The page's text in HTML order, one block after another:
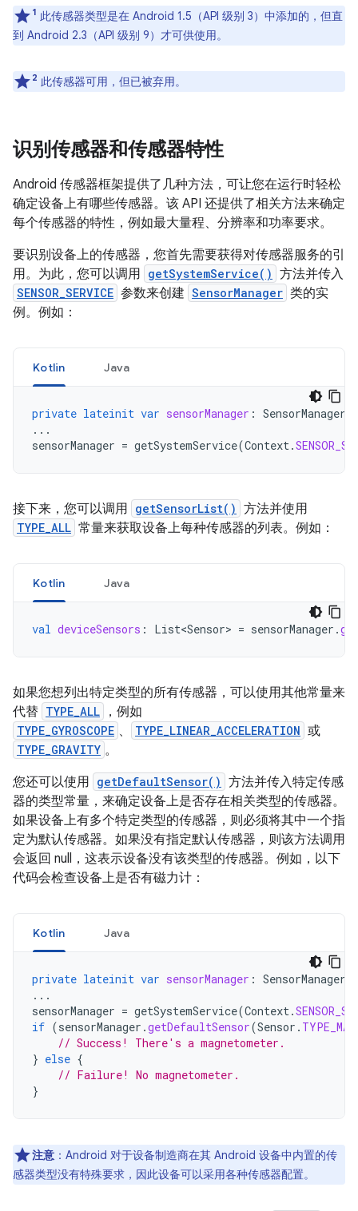
1 此传感器类型是在 Android 1.5（API 级别 3）中添加的，但直
到 Android 2.3（API 级别 9）才可供使用。
2 此传感器可用，但已被弃用。
识别传感器和传感器特性
Android 传感器框架提供了几种方法，可让您在运行时轻松
确定设备上有哪些传感器。该 API 还提供了相关方法来确定
每个传感器的特性，例如最大量程、分辨率和功率要求。
要识别设备上的传感器，您首先需要获得对传感器服务的引
用。为此，您可以调用 getSystemService() 方法并传入
SENSOR_SERVICE 参数来创建 SensorManager 类的实
例。例如：
Kotlin Java
private lateinit var sensorManager : SensorManager
...
sensorManager = getSystemService(Context.
接下来，您可以调用 getSensorList() 方法并使用
TYPE_ALL 常量来获取设备上每种传感器的列表。例如：
Kotlin Java
val deviceSensors : List<Sensor> = sensorManager .
如果您想列出特定类型的所有传感器，可以使用其他常量来
代替 TYPE_ALL ，例如
TYPE_GYROSCOPE 、 TYPE_LINEAR_ACCELERATION 或
TYPE_GRAVITY 。
您还可以使用 getDefaultSensor() 方法并传入特定传感
器的类型常量，来确定设备上是否存在相关类型的传感器。
如果设备上有多个特定类型的传感器，则必须将其中一个指
定为默认传感器。如果没有指定默认传感器，则该方法调用
会返回 null，这表示设备没有该类型的传感器。例如，以下
代码会检查设备上是否有磁力计：
Kotlin Java
private lateinit var sensorManager : SensorManager
...
sensorManager = getSystemService(Context.
if (sensorManager .getDefaultSensor(Sensor .
// Success! There's a magnetometer.
} else {
// Failure! No magnetometer.
}
注意 ：Android 对于设备制造商在其 Android 设备中内置的传
感器类型没有特殊要求，因此设备可以采用各种传感器配置。